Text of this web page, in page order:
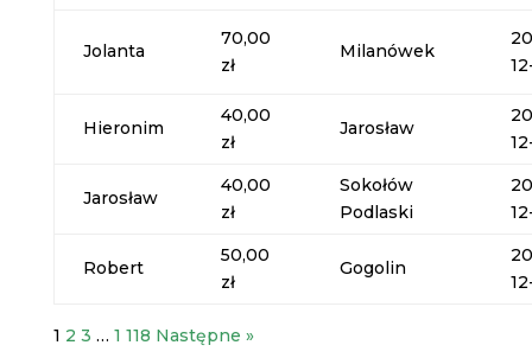
Jolanta
70,00
zł
Milanówek
Hieronim
40,00
zł
Jarosław
Jarosław
40,00
zł
Sokołów
Podlaski
Robert
50,00
zł
Gogolin
1 2 3 … 1 118 Następne »